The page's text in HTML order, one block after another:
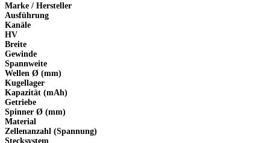
Marke / Hersteller
Ausführung
Kanäle
HV
Breite
Gewinde
Spannweite
Wellen Ø (mm)
Kugellager
Kapazität (mAh)
Getriebe
Spinner Ø (mm)
Material
Zellenanzahl (Spannung)
Stecksystem